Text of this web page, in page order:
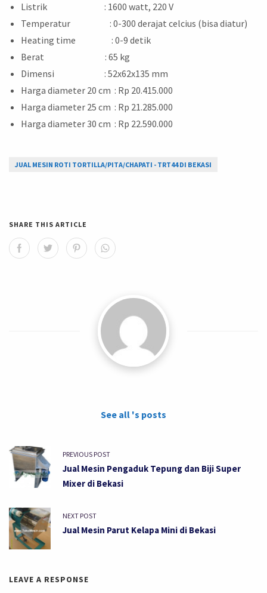
Listrik : 1600 watt, 220 V
Temperatur : 0-300 derajat celcius (bisa diatur)
Heating time : 0-9 detik
Berat : 65 kg
Dimensi : 52x62x135 mm
Harga diameter 20 cm : Rp 20.415.000
Harga diameter 25 cm : Rp 21.285.000
Harga diameter 30 cm : Rp 22.590.000
JUAL MESIN ROTI TORTILLA/PITA/CHAPATI - TRT44 DI BEKASI
SHARE THIS ARTICLE
See all 's posts
PREVIOUS POST
Jual Mesin Pengaduk Tepung dan Biji Super
Mixer di Bekasi
NEXT POST
Jual Mesin Parut Kelapa Mini di Bekasi
LEAVE A RESPONSE